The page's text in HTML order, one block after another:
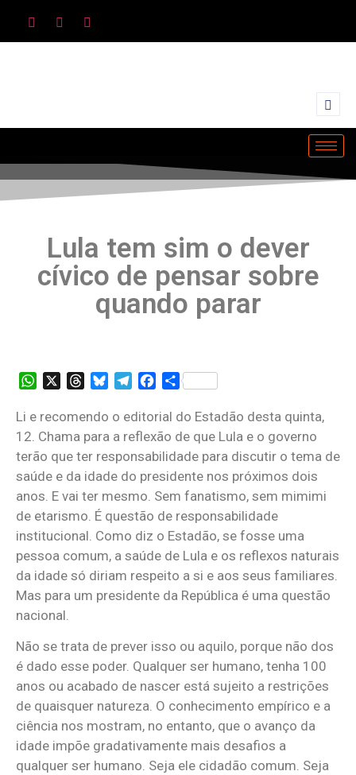
Lula tem sim o dever
cívico de pensar sobre
quando parar
WhatsAppThreadsBlueskyTelegramFacebook
Share
Li e recomendo o editorial do Estadão desta quinta,
12. Chama para a reflexão de que Lula e o governo
terão que ter responsabilidade para discutir o tema de
saúde e da idade do presidente nos próximos dois
anos. E vai ter mesmo. Sem fanatismo, sem mimimi
de etarismo. É questão de responsabilidade
institucional. Como diz o Estadão, se fosse uma
pessoa comum, a saúde de Lula e os reflexos naturais
da idade só diriam respeito a si e aos seus familiares.
Mas para um presidente da República é uma questão
nacional.
Não se trata de prever isso ou aquilo, porque não dos
é dado esse poder. Qualquer ser humano, tenha 100
anos ou acabado de nascer está sujeito a restrições
de quaisquer natureza. O conhecimento empírico e a
ciência nos mostram, no entanto, que o avanço da
idade impõe gradativamente mais desafios a
qualquer ser humano. Seja ele cidadão comum. Seja